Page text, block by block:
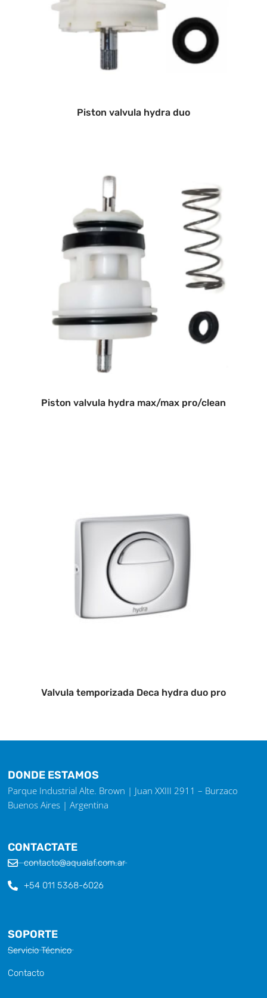
Piston valvula hydra duo
Piston valvula hydra max/max pro/clean
Valvula temporizada Deca hydra duo pro
DONDE ESTAMOS
Parque Industrial Alte. Brown | Juan XXIII 2911 – Burzaco
Buenos Aires | Argentina
CONTACTATE
contacto@aqualaf.com.ar
+54 011 5368-6026
SOPORTE
Servicio Técnico
Contacto